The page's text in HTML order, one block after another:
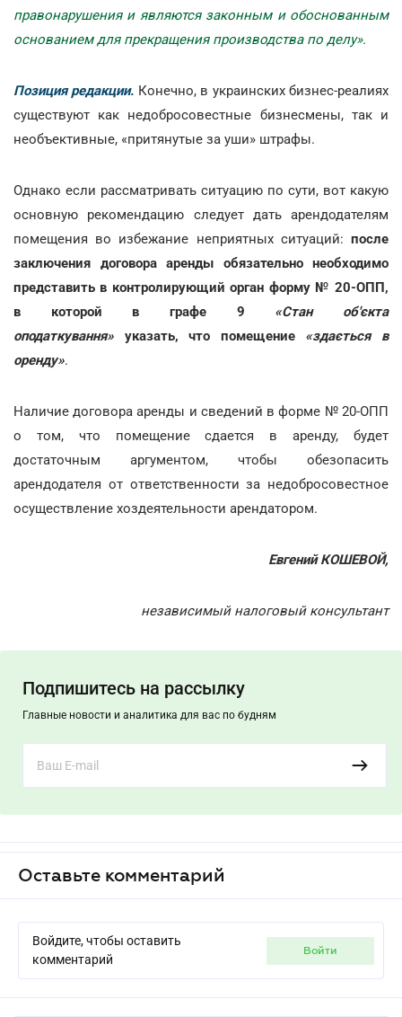
правонарушения и являются законным и обоснованным
основанием для прекращения производства по делу».
Позиция редакции. Конечно, в украинских бизнес-реалиях
существуют как недобросовестные бизнесмены, так и
необъективные, «притянутые за уши» штрафы.
Однако если рассматривать ситуацию по сути, вот какую
основную рекомендацию следует дать арендодателям
помещения во избежание неприятных ситуаций: после
заключения договора аренды обязательно необходимо
представить в контролирующий орган форму № 20-ОПП,
в которой в графе 9 «Стан об'єкта
оподаткування» указать, что помещение «здається в
оренду».
Наличие договора аренды и сведений в форме № 20-ОПП
о том, что помещение сдается в аренду, будет
достаточным аргументом, чтобы обезопасить
арендодателя от ответственности за недобросовестное
осуществление хоздеятельности арендатором.
Евгений КОШЕВОЙ,
независимый налоговый консультант
Подпишитесь на рассылку
Главные новости и аналитика для вас по будням
Оставьте комментарий
Войдите, чтобы оставить
комментарий
войти